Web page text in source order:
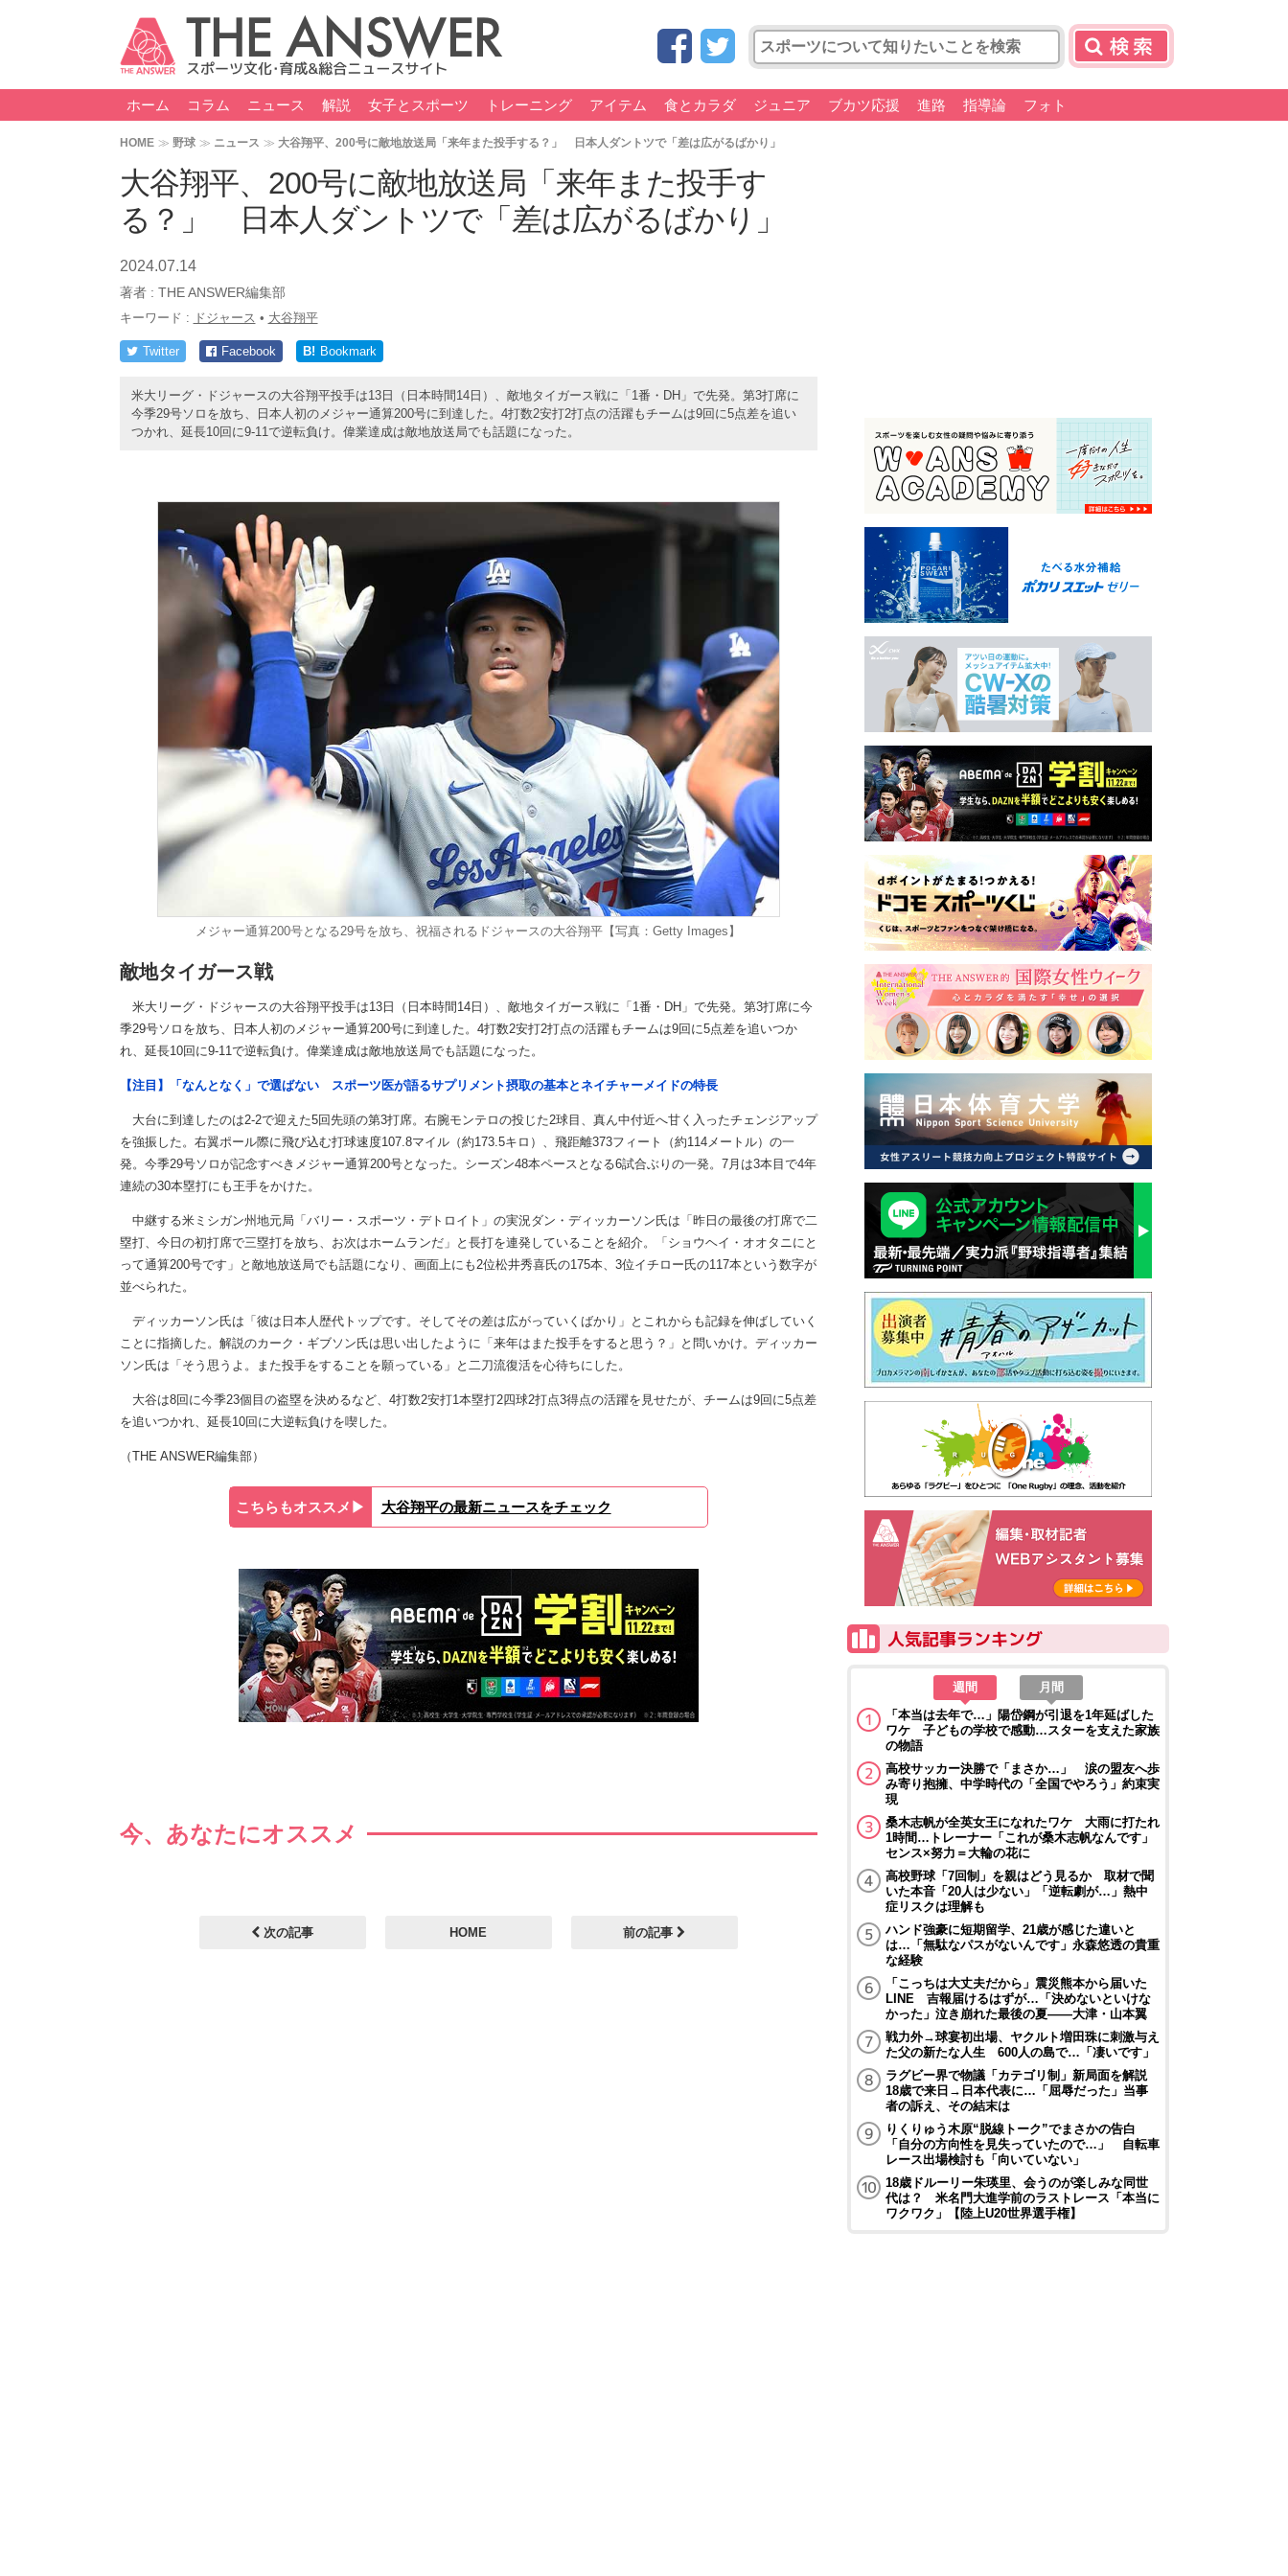
ホーム コラム ニュース 解説 女子とスポーツ トレーニング アイテム 食とカラダ ジュニア ブカツ応援 進路 指導論 フォト
HOME 野球 ニュース 大谷翔平、200号に敵地放送局「来年また投手する？」 日本人ダントツで「差は広がるばかり」
大谷翔平、200号に敵地放送局「来年また投手す
る？」 日本人ダントツで「差は広がるばかり」
2024.07.14
著者 : THE ANSWER編集部
キーワード : ドジャース • 大谷翔平
Twitter Facebook B! Bookmark
米大リーグ・ドジャースの大谷翔平投手は13日（日本時間14日）、敵地タイガース戦に「1番・DH」で先発。第3打席に
今季29号ソロを放ち、日本人初のメジャー通算200号に到達した。4打数2安打2打点の活躍もチームは9回に5点差を追い
つかれ、延長10回に9-11で逆転負け。偉業達成は敵地放送局でも話題になった。
メジャー通算200号となる29号を放ち、祝福されるドジャースの大谷翔平【写真：Getty Images】
敵地タイガース戦
米大リーグ・ドジャースの大谷翔平投手は13日（日本時間14日）、敵地タイガース戦に「1番・DH」で先発。第3打席に今
季29号ソロを放ち、日本人初のメジャー通算200号に到達した。4打数2安打2打点の活躍もチームは9回に5点差を追いつか
れ、延長10回に9-11で逆転負け。偉業達成は敵地放送局でも話題になった。
【注目】「なんとなく」で選ばない スポーツ医が語るサプリメント摂取の基本とネイチャーメイドの特長
大台に到達したのは2-2で迎えた5回先頭の第3打席。右腕モンテロの投じた2球目、真ん中付近へ甘く入ったチェンジアップ
を強振した。右翼ポール際に飛び込む打球速度107.8マイル（約173.5キロ）、飛距離373フィート（約114メートル）の一
発。今季29号ソロが記念すべきメジャー通算200号となった。シーズン48本ペースとなる6試合ぶりの一発。7月は3本目で4年
連続の30本塁打にも王手をかけた。
中継する米ミシガン州地元局「バリー・スポーツ・デトロイト」の実況ダン・ディッカーソン氏は「昨日の最後の打席で二
塁打、今日の初打席で三塁打を放ち、お次はホームランだ」と長打を連発していることを紹介。「ショウヘイ・オオタニにと
って通算200号です」と敵地放送局でも話題になり、画面上にも2位松井秀喜氏の175本、3位イチロー氏の117本という数字が
並べられた。
ディッカーソン氏は「彼は日本人歴代トップです。そしてその差は広がっていくばかり」とこれからも記録を伸ばしていく
ことに指摘した。解説のカーク・ギブソン氏は思い出したように「来年はまた投手をすると思う？」と問いかけ。ディッカー
ソン氏は「そう思うよ。また投手をすることを願っている」と二刀流復活を心待ちにした。
大谷は8回に今季23個目の盗塁を決めるなど、4打数2安打1本塁打2四球2打点3得点の活躍を見せたが、チームは9回に5点差
を追いつかれ、延長10回に大逆転負けを喫した。
（THE ANSWER編集部）
こちらもオススメ▶︎ 大谷翔平の最新ニュースをチェック
今、あなたにオススメ
次の記事 HOME 前の記事
週間
月間
「本当は去年で…」陽岱鋼が引退を1年延ばした
ワケ 子どもの学校で感動…スターを支えた家族
の物語
高校サッカー決勝で「まさか…」 涙の盟友へ歩
み寄り抱擁、中学時代の「全国でやろう」約束実
現
桑木志帆が全英女王になれたワケ 大雨に打たれ
1時間…トレーナー「これが桑木志帆なんです」
センス×努力＝大輪の花に
高校野球「7回制」を親はどう見るか 取材で聞
いた本音「20人は少ない」「逆転劇が…」熱中
症リスクは理解も
ハンド強豪に短期留学、21歳が感じた違いと
は…「無駄なパスがないんです」永森悠透の貴重
な経験
「こっちは大丈夫だから」震災熊本から届いた
LINE 吉報届けるはずが…「決めないといけな
かった」泣き崩れた最後の夏――大津・山本翼
戦力外→球宴初出場、ヤクルト増田珠に刺激与え
た父の新たな人生 600人の島で…「凄いです」
ラグビー界で物議「カテゴリ制」新局面を解説
18歳で来日→日本代表に…「屈辱だった」当事
者の訴え、その結末は
りくりゅう木原“脱線トーク”でまさかの告白
「自分の方向性を見失っていたので…」 自転車
レース出場検討も「向いていない」
18歳ドルーリー朱瑛里、会うのが楽しみな同世
代は？ 米名門大進学前のラストレース「本当に
ワクワク」【陸上U20世界選手権】